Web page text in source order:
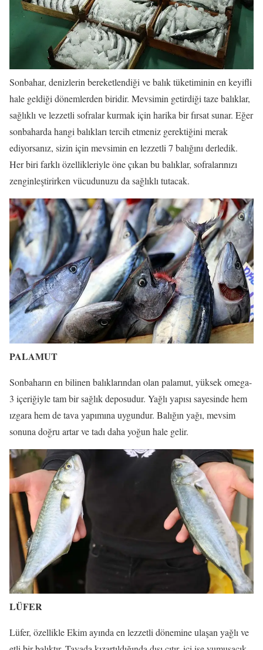
Sonbahar, denizlerin bereketlendiği ve balık tüketiminin en keyifli
hale geldiği dönemlerden biridir. Mevsimin getirdiği taze balıklar,
sağlıklı ve lezzetli sofralar kurmak için harika bir fırsat sunar. Eğer
sonbaharda hangi balıkları tercih etmeniz gerektiğini merak
ediyorsanız, sizin için mevsimin en lezzetli 7 balığını derledik.
Her biri farklı özellikleriyle öne çıkan bu balıklar, sofralarınızı
zenginleştirirken vücudunuzu da sağlıklı tutacak.
PALAMUT
Sonbaharın en bilinen balıklarından olan palamut, yüksek omega-
3 içeriğiyle tam bir sağlık deposudur. Yağlı yapısı sayesinde hem
ızgara hem de tava yapımına uygundur. Balığın yağı, mevsim
sonuna doğru artar ve tadı daha yoğun hale gelir.
LÜFER
Lüfer, özellikle Ekim ayında en lezzetli dönemine ulaşan yağlı ve